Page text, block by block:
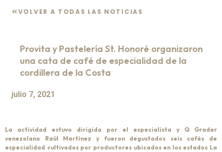
VOLVER A TODAS LAS NOTICIAS
Provita y Pastelería St. Honoré organizaron
una cata de café de especialidad de la
cordillera de la Costa
julio 7, 2021
La actividad estuvo dirigida por el especialista y Q Grader
venezolano Raúl Martínez y fueron degustados seis cafés de
especialidad cultivados por productores ubicados en los estados La